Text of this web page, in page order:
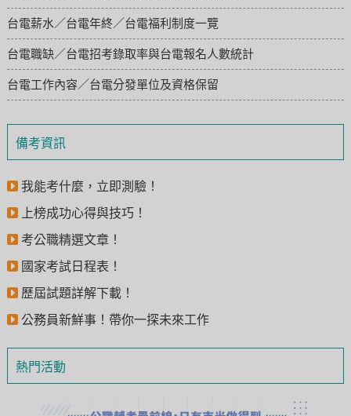
備考資訊
我能考什麼，立即測驗！
上榜成功心得與技巧！
考公職精選文章！
國家考試日程表！
歷屆試題詳解下載！
公務員新鮮事！帶你一探未來工作
熱門活動
台電薪水／台電年終／台電福利制度一覽
台電職缺／台電招考錄取率與台電報名人數統計
台電工作內容／台電分發單位及資格保留